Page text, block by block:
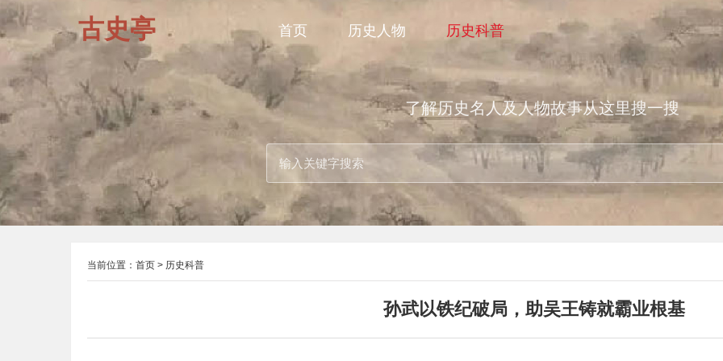
古史亭 首页 历史人物 历史科普
了解历史名人及人物故事从这里搜一搜
当前位置： 首页 > 历史科普
孙武以铁纪破局，助吴王铸就霸业根基